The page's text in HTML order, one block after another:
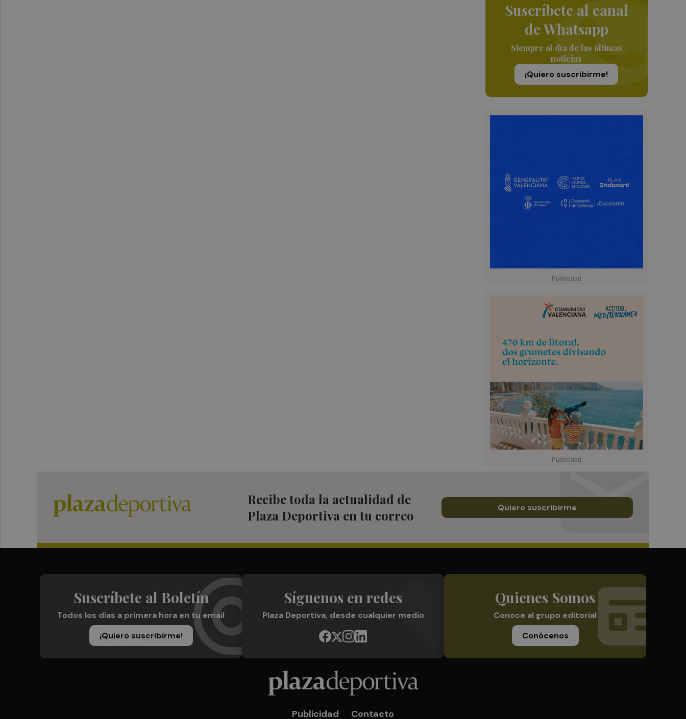
Suscríbete al canal
de Whatsapp
Siempre al día de las últimas
noticias
¡Quiero suscribirme!
Recibe toda la actualidad de
Plaza Deportiva en tu correo
Quiero suscribirme
Suscríbete al Boletín
Todos los días a primera hora en tu email
¡Quiero suscribirme!
Síguenos en redes
Plaza Deportiva, desde cualquier medio
Quienes Somos
Conoce al grupo editorial
Conócenos
Publicidad Contacto